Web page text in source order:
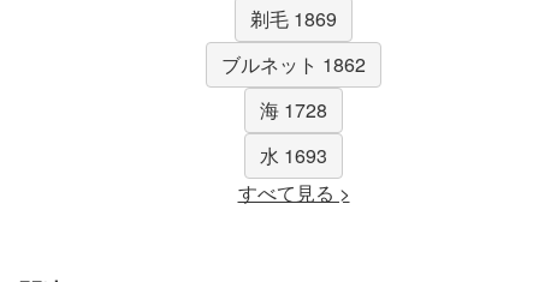
剃毛 1869
ブルネット 1862
海 1728
水 1693
すべて見る >